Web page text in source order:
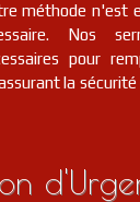
méthode n'est
Nos
pour
la